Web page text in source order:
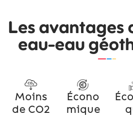
Les avantages
eau-eau
Moins
de CO2
Écono
mique